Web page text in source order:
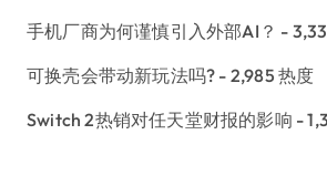
手机厂商为何谨慎引入外部AI？ -
可换壳会带动新玩法吗? - 2,985 热度
Switch 2热销对任天堂财报的影响 -